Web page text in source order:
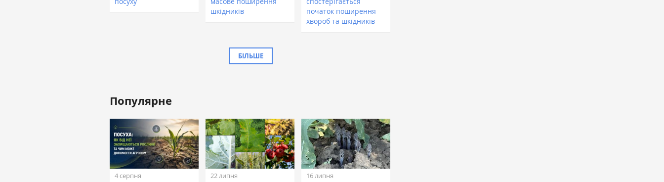
шкідників
початок поширення
хвороб та шкідників
БІЛЬШЕ
Популярне
4 серпня 22 липня 16 липня